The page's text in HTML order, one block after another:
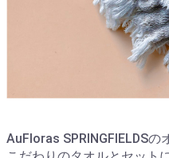
AuFloras SPRINGFIELDS